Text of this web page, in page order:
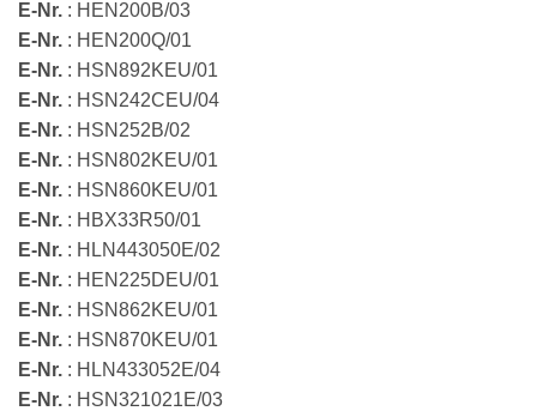
E-Nr. : HEN200B/03
E-Nr. : HEN200Q/01
E-Nr. : HSN892KEU/01
E-Nr. : HSN242CEU/04
E-Nr. : HSN252B/02
E-Nr. : HSN802KEU/01
E-Nr. : HSN860KEU/01
E-Nr. : HBX33R50/01
E-Nr. : HLN443050E/02
E-Nr. : HEN225DEU/01
E-Nr. : HSN862KEU/01
E-Nr. : HSN870KEU/01
E-Nr. : HLN433052E/04
E-Nr. : HSN321021E/03